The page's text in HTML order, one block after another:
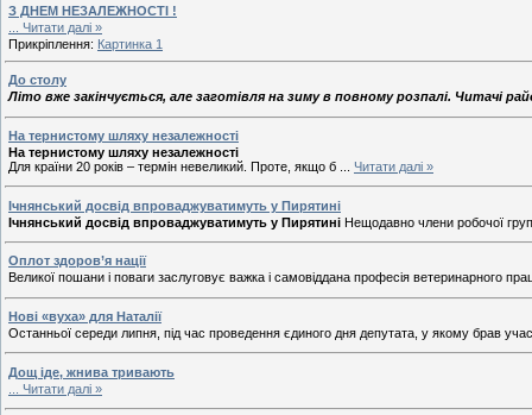
З ДНЕМ НЕЗАЛЕЖНОСТІ !
Читати далі »
Прикріплення: Картинка 1
До столу
Літо вже закінчується, але заготівля на зиму в повному розпалі. Читачі
На тернистому шляху незалежності
На тернистому шляху незалежності
Для країни 20 років – термін невеликий. Проте, якщо б
Читати далі »
Ічнянський досвід впроваджуватимуть у Пирятині
Ічнянський досвід впроваджуватимуть у Пирятині Нещодавно члени робочої
Оплот здоров’я нації
Великої пошани і поваги заслуговує важка і самовіддана професія ветеринарного
Нові «вуха» для Наталії
Останньої середи липня, під час проведення єдиного дня депутата, у якому брав
Дощ іде, жнива тривають
Читати далі »